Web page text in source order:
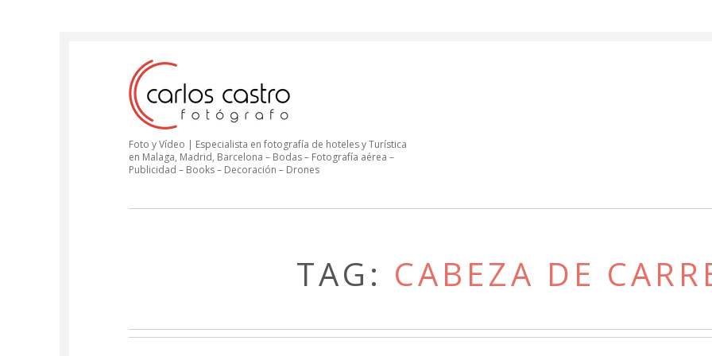
Foto y Vídeo | Especialista en fotografía de hoteles y Turística
en Malaga, Madrid, Barcelona – Bodas – Fotografía aérea –
Publicidad – Books – Decoración – Drones
TAG: CABEZA DE